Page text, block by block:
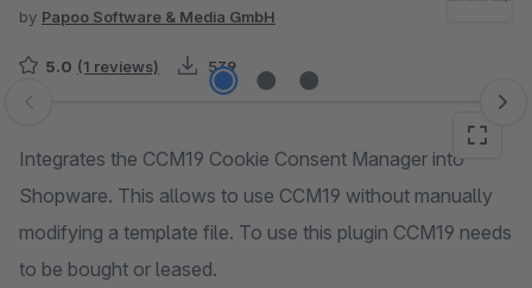
by Papoo Software & Media GmbH
5.0 (1 reviews) 539
Skip image gallery
Integrates the CCM19 Cookie Consent Manager into
Shopware. This allows to use CCM19 without manually
modifying a template file. To use this plugin CCM19 needs
to be bought or leased.